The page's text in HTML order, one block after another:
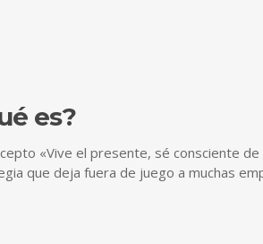
es?
«Vive el presente, sé consciente
que deja fuera de juego a muchas